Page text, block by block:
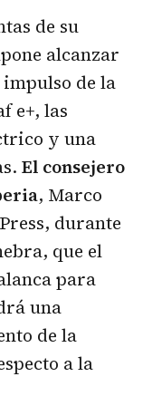
de su
alcanzar
de la
e+, las
y una
El consejero
, Marco
durante
que el
para
una
de la
a la